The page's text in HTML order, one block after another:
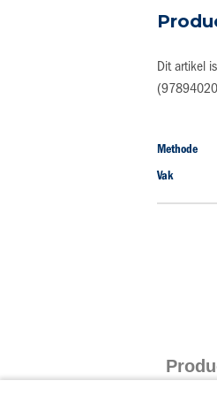
het
van
afbeeldingen-
Dit artikel
Methode
Vak